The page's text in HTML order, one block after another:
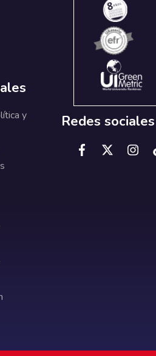
y
Redes sociales